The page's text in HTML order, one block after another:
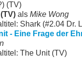
(TV)
(TV) als Mike Wong
Shark (#2.04 Dr.
- Eine Frage der
The Unit (TV)